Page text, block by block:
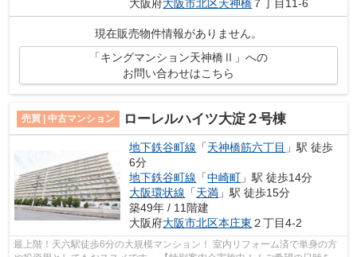
大阪府大阪市北区天神橋 ７丁目11-6
現在販売物件情報がありません。
「キングマンション天神橋Ⅱ」への
お問い合わせはこちら
売買 | 中古マンション ローレルハイツ大淀２号棟
地下鉄谷町線 「天神橋筋六丁目 」駅 徒歩
6分
地下鉄谷町線 「中崎町 」駅 徒歩14分
大阪環状線 「天満 」駅 徒歩15分
築49年 / 11階建
大阪府大阪市北区本庄東 ２丁目4-2
最上階！天六駅徒歩6分の大規模マンション！ 室内リフォーム済で単身の方